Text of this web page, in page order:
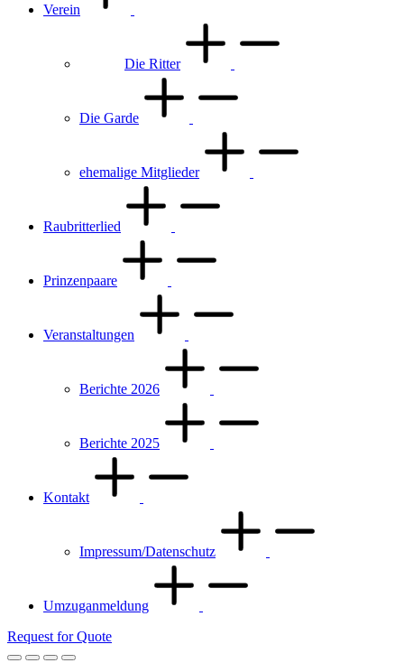
Verein
Die Ritter
Die Garde
ehemalige Mitglieder
Raubritterlied
Prinzenpaare
Veranstaltungen
Berichte 2026
Berichte 2025
Kontakt
Impressum/Datenschutz
Umzuganmeldung
Request for Quote